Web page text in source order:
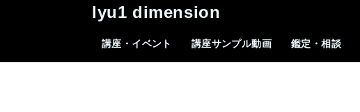
lyu1 dimension
講座・イベント 講座サンプル動画 鑑定・相談